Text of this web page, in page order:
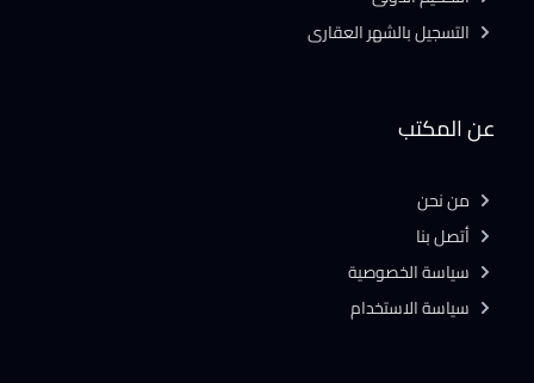
عن المكتب
من نحن
أتصل بنا
سياسة الخصوصية
سياسة الاستخدام
التسجيل بالشهر العقارى